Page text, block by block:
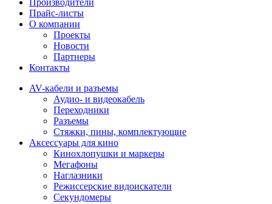
Производители
Прайс-листы
О компании
Проекты
Новости
Партнеры
Контакты
AV-кабели и разъемы
Аудио- и видеокабель
Переходники
Разъемы
Стяжки, пины, комплектующие
Аксессуары для кино
Кинохлопушки и маркеры
Мегафоны
Наглазники
Режиссерские видоискатели
Секундомеры